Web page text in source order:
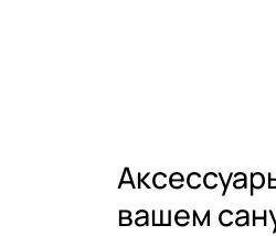
вашем